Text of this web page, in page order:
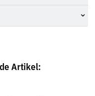
Artikel: